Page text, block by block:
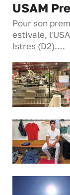
USAM
Pour son
estivale,
Istres (D2).…